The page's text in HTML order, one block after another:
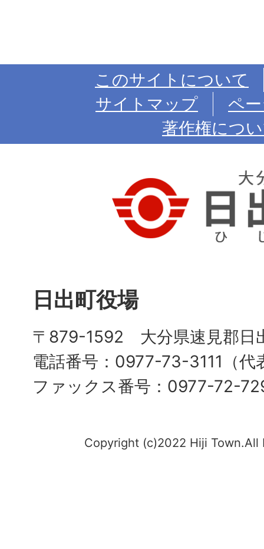
このサイトについて
サイトマップ
ペ
著作権につ
日出町役場
〒879-1592 大分県速見郡日
電話番号：0977-73-3111（代
ファックス番号：0977-72-
Copyright (c)2022 Hiji Town.All